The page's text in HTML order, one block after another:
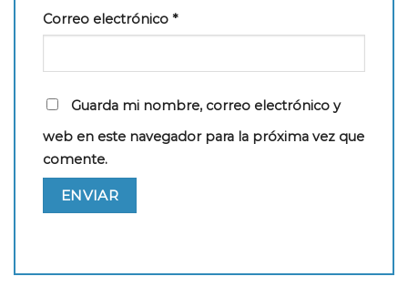
Correo electrónico *
Guarda mi nombre, correo electrónico y
web en este navegador para la próxima vez que
comente.